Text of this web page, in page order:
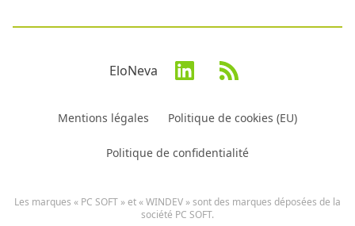
EloNeva
Mentions légales Politique de cookies (EU)
Politique de confidentialité
Les marques « PC SOFT » et « WINDEV » sont des marques déposées de la
société PC SOFT.